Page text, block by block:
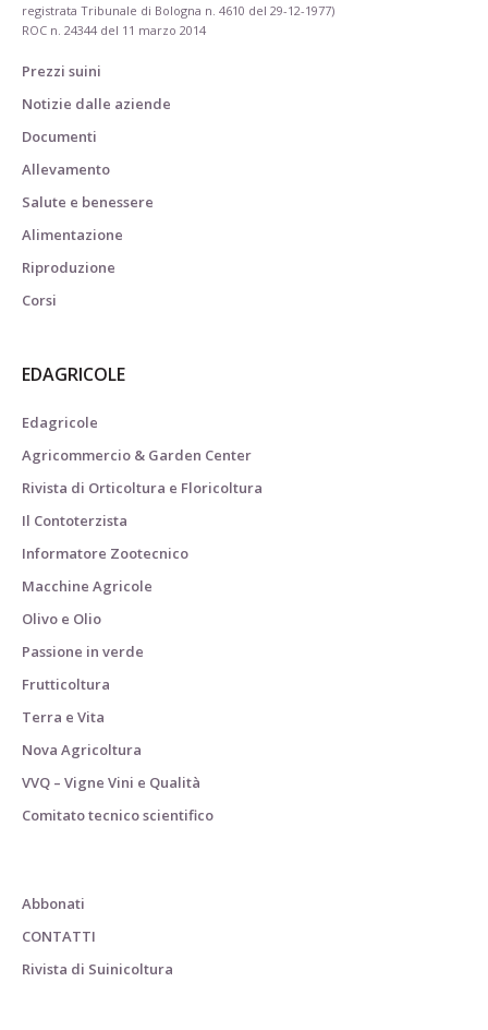
registrata Tribunale di Bologna n. 4610 del 29-12-1977)
ROC n. 24344 del 11 marzo 2014
Prezzi suini
Notizie dalle aziende
Documenti
Allevamento
Salute e benessere
Alimentazione
Riproduzione
Corsi
EDAGRICOLE
Edagricole
Agricommercio & Garden Center
Rivista di Orticoltura e Floricoltura
Il Contoterzista
Informatore Zootecnico
Macchine Agricole
Olivo e Olio
Passione in verde
Frutticoltura
Terra e Vita
Nova Agricoltura
VVQ – Vigne Vini e Qualità
Comitato tecnico scientifico
Abbonati
CONTATTI
Rivista di Suinicoltura